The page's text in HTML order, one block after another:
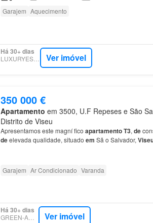
Garajem Aquecimento
Há 30+ dias
LUXURYESTATE Ver imóvel
350 000 €
Apartamento em 3500, U.F Repeses e São
Distrito de Viseu
Apresentamos este magní fico apartamentoT3, de
deelevada qualidade, situado em Sã o Salvador,
Garajem Ar Condicionado Varanda
Há 30+ dias
GREEN-ACRES Ver imóvel